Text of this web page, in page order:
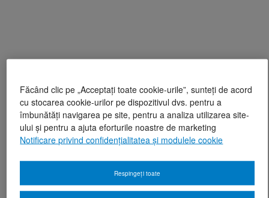
Făcând clic pe „Acceptați toate cookie-urile”, sunteți de acord
cu stocarea cookie-urilor pe dispozitivul dvs. pentru a
îmbunătăți navigarea pe site, pentru a analiza utilizarea site-
ului și pentru a ajuta eforturile noastre de marketing
Notificare privind confidențialitatea și modulele cookie
Respingeți toate